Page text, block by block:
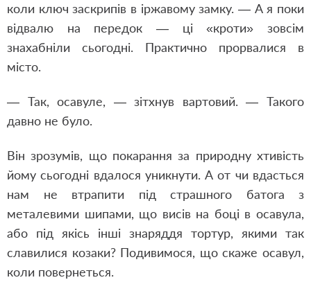
коли ключ заскрипів в іржавому замку. — А я поки
відвалю на передок — ці «кроти» зовсім
знахабніли сьогодні. Практично прорвалися в
місто.
— Так, осавуле, — зітхнув вартовий. — Такого
давно не було.
Він зрозумів, що покарання за природну хтивість
йому сьогодні вдалося уникнути. А от чи вдасться
нам не втрапити під страшного батога з
металевими шипами, що висів на боці в осавула,
або під якісь інші знаряддя тортур, якими так
славилися козаки? Подивимося, що скаже осавул,
коли повернеться.